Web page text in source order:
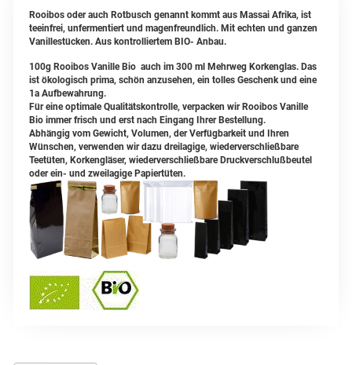
Rooibos oder auch Rotbusch genannt kommt aus Massai Afrika, ist
teeinfrei, unfermentiert und magenfreundlich. Mit echten und ganzen
Vanillestücken. Aus kontrolliertem BIO- Anbau.
100g Rooibos Vanille Bio auch im 300 ml Mehrweg Korkenglas. Das
ist ökologisch prima, schön anzusehen, ein tolles Geschenk und eine
1a Aufbewahrung.
Für eine optimale Qualitätskontrolle, verpacken wir Rooibos Vanille
Bio immer frisch und erst nach Eingang Ihrer Bestellung.
Abhängig vom Gewicht, Volumen, der Verfügbarkeit und Ihren
Wünschen, verwenden wir dazu dreilagige, wiederverschließbare
Teetüten, Korkengläser, wiederverschließbare Druckverschlußbeutel
oder ein- und zweilagige Papiertüten.